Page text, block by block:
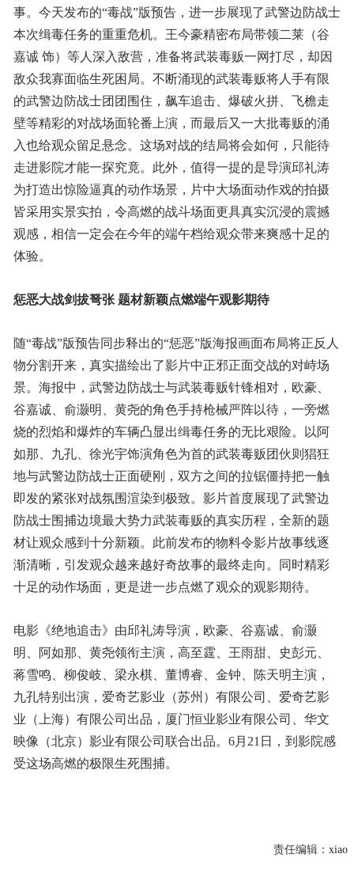
事。今天发布的“毒战”版预告，进一步展现了武警边防战士
本次缉毒任务的重重危机。王今豪精密布局带领二莱（谷
嘉诚 饰）等人深入敌营，准备将武装毒贩一网打尽，却因
敌众我寡面临生死困局。不断涌现的武装毒贩将人手有限
的武警边防战士团团围住，飙车追击、爆破火拼、飞檐走
壁等精彩的对战场面轮番上演，而最后又一大批毒贩的涌
入也给观众留足悬念。这场对战的结局将会如何，只能待
走进影院才能一探究竟。此外，值得一提的是导演邱礼涛
为打造出惊险逼真的动作场景，片中大场面动作戏的拍摄
皆采用实景实拍，令高燃的战斗场面更具真实沉浸的震撼
观感，相信一定会在今年的端午档给观众带来爽感十足的
体验。
惩恶大战剑拔弩张 题材新颖点燃端午观影期待
随“毒战”版预告同步释出的“惩恶”版海报画面布局将正反人
物分割开来，真实描绘出了影片中正邪正面交战的对峙场
景。海报中，武警边防战士与武装毒贩针锋相对，欧豪、
谷嘉诚、俞灏明、黄尧的角色手持枪械严阵以待，一旁燃
烧的烈焰和爆炸的车辆凸显出缉毒任务的无比艰险。以阿
如那、九孔、徐光宇饰演角色为首的武装毒贩团伙则猖狂
地与武警边防战士正面硬刚，双方之间的拉锯僵持把一触
即发的紧张对战氛围渲染到极致。影片首度展现了武警边
防战士围捕边境最大势力武装毒贩的真实历程，全新的题
材让观众感到十分新颖。此前发布的物料令影片故事线逐
渐清晰，引发观众越来越好奇故事的最终走向。同时精彩
十足的动作场面，更是进一步点燃了观众的观影期待。
电影《绝地追击》由邱礼涛导演，欧豪、谷嘉诚、俞灏
明、阿如那、黄尧领衔主演，高至霆、王雨甜、史彭元、
蒋雪鸣、柳俊岐、梁永棋、董博睿、金钟、陈天明主演，
九孔特别出演，爱奇艺影业（苏州）有限公司、爱奇艺影
业（上海）有限公司出品，厦门恒业影业有限公司、华文
映像（北京）影业有限公司联合出品。6月21日，到影院感
受这场高燃的极限生死围捕。
责任编辑： xiao